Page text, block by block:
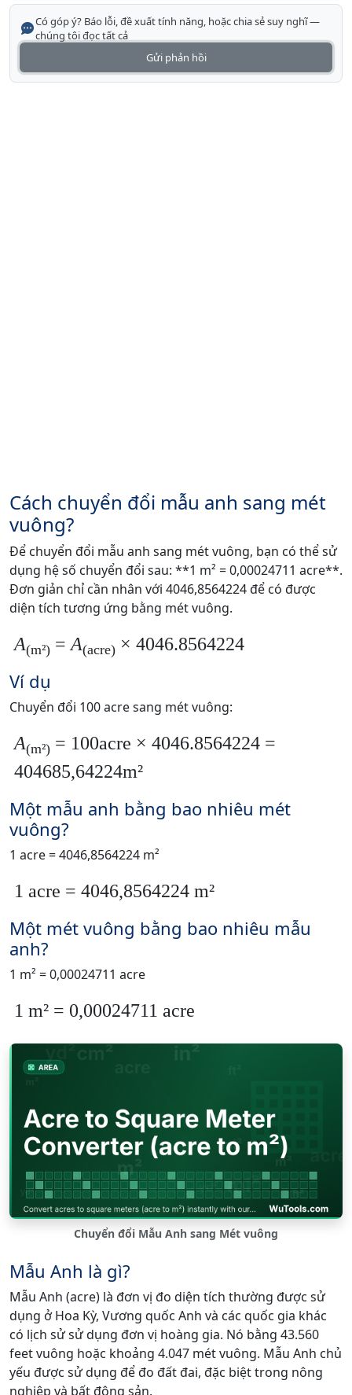
Có góp ý? Báo lỗi, đề xuất tính năng, hoặc chia sẻ suy nghĩ —
chúng tôi đọc tất cả
Gửi phản hồi
Cách chuyển đổi mẫu anh sang mét
vuông?
Để chuyển đổi mẫu anh sang mét vuông, bạn có thể sử
dụng hệ số chuyển đổi sau: **1 m² = 0,00024711 acre**.
Đơn giản chỉ cần nhân với 4046,8564224 để có được
diện tích tương ứng bằng mét vuông.
A(m²) =A(acre) × 4046.8564224
Ví dụ
Chuyển đổi 100 acre sang mét vuông:
A(m²) = 100acre × 4046.8564224 =
404685,64224m²
Một mẫu anh bằng bao nhiêu mét
vuông?
1 acre = 4046,8564224 m²
1 acre = 4046,8564224 m²
Một mét vuông bằng bao nhiêu mẫu
anh?
1 m² = 0,00024711 acre
1 m² = 0,00024711 acre
Chuyển đổi Mẫu Anh sang Mét vuông
Mẫu Anh là gì?
Mẫu Anh (acre) là đơn vị đo diện tích thường được sử
dụng ở Hoa Kỳ, Vương quốc Anh và các quốc gia khác
có lịch sử sử dụng đơn vị hoàng gia. Nó bằng 43.560
feet vuông hoặc khoảng 4.047 mét vuông. Mẫu Anh chủ
yếu được sử dụng để đo đất đai, đặc biệt trong nông
nghiệp và bất động sản.